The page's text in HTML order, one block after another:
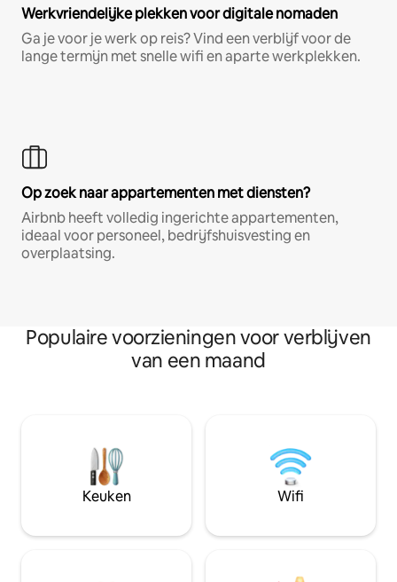
Werkvriendelijke plekken voor digitale nomaden
Ga je voor je werk op reis? Vind een verblijf voor de
lange termijn met snelle wifi en aparte werkplekken.
Op zoek naar appartementen met diensten?
Airbnb heeft volledig ingerichte appartementen,
ideaal voor personeel, bedrijfshuisvesting en
overplaatsing.
Populaire voorzieningen voor verblijven
van een maand
Keuken Wifi